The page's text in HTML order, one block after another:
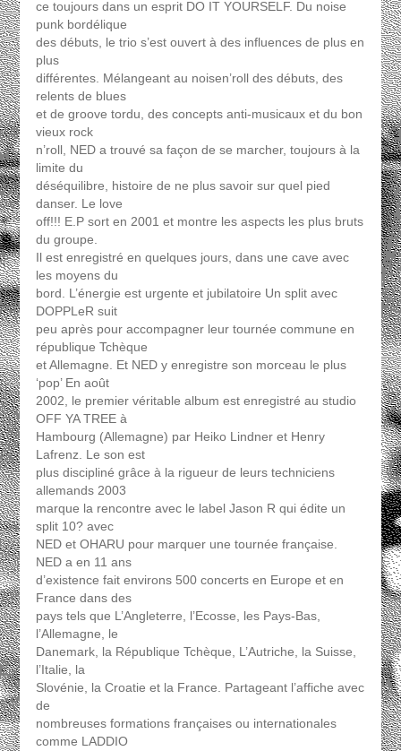
ce toujours dans un esprit DO IT YOURSELF. Du noise
punk bordélique
des débuts, le trio s’est ouvert à des influences de plus en
plus
différentes. Mélangeant au noisen’roll des débuts, des
relents de blues
et de groove tordu, des concepts anti-musicaux et du bon
vieux rock
n’roll, NED a trouvé sa façon de se marcher, toujours à la
limite du
déséquilibre, histoire de ne plus savoir sur quel pied
danser. Le love
off!!! E.P sort en 2001 et montre les aspects les plus bruts
du groupe.
Il est enregistré en quelques jours, dans une cave avec
les moyens du
bord. L’énergie est urgente et jubilatoire Un split avec
DOPPLeR suit
peu après pour accompagner leur tournée commune en
république Tchèque
et Allemagne. Et NED y enregistre son morceau le plus
‘pop’ En août
2002, le premier véritable album est enregistré au studio
OFF YA TREE à
Hambourg (Allemagne) par Heiko Lindner et Henry
Lafrenz. Le son est
plus discipliné grâce à la rigueur de leurs techniciens
allemands 2003
marque la rencontre avec le label Jason R qui édite un
split 10? avec
NED et OHARU pour marquer une tournée française.
NED a en 11 ans
d’existence fait environs 500 concerts en Europe et en
France dans des
pays tels que L’Angleterre, l’Ecosse, les Pays-Bas,
l’Allemagne, le
Danemark, la République Tchèque, L’Autriche, la Suisse,
l’Italie, la
Slovénie, la Croatie et la France. Partageant l’affiche avec
de
nombreuses formations françaises ou internationales
comme LADDIO